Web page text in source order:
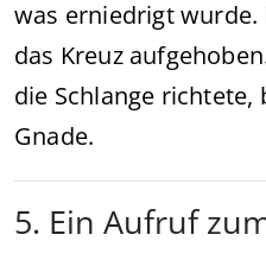
was erniedrigt
das Kreuz
die Schlange richtete,
Gnade.
5. Ein Aufruf